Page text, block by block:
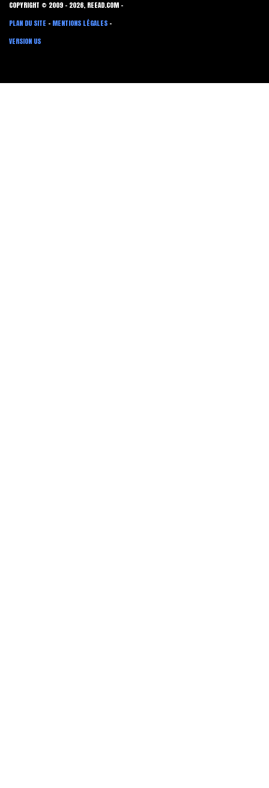
COPYRIGHT © 2009 - 2026, REEAD.COM -
PLAN DU SITE - MENTIONS LÉGALES -
VERSION US